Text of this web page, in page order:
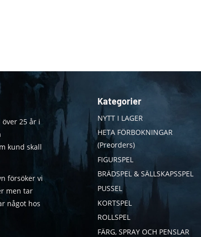
25 år i
kund skall
försöker vi
men tar
något hos
Kategorier
NYTT I LAGER
HETA FÖRBOKNINGAR
(Preorders)
FIGURSPEL
BRÄDSPEL & SÄLLSKAPSSPEL
PUSSEL
KORTSPEL
ROLLSPEL
FÄRG, SPRAY OCH PENSLAR